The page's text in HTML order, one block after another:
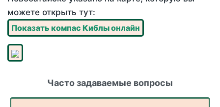
можете открыть тут:
Показать компас Киблы онлайн
Часто задаваемые вопросы